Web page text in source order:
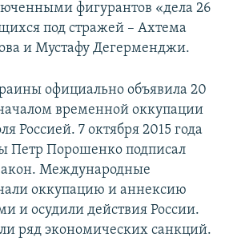
фигурантов «дела 26
под стражей – Ахтема
и Мустафу Дегерменджи.
официально объявила 20
временной оккупации
Россией. 7 октября 2015 года
Петр Порошенко подписал
Международные
оккупацию и аннексию
и осудили действия России.
ряд экономических санкций.